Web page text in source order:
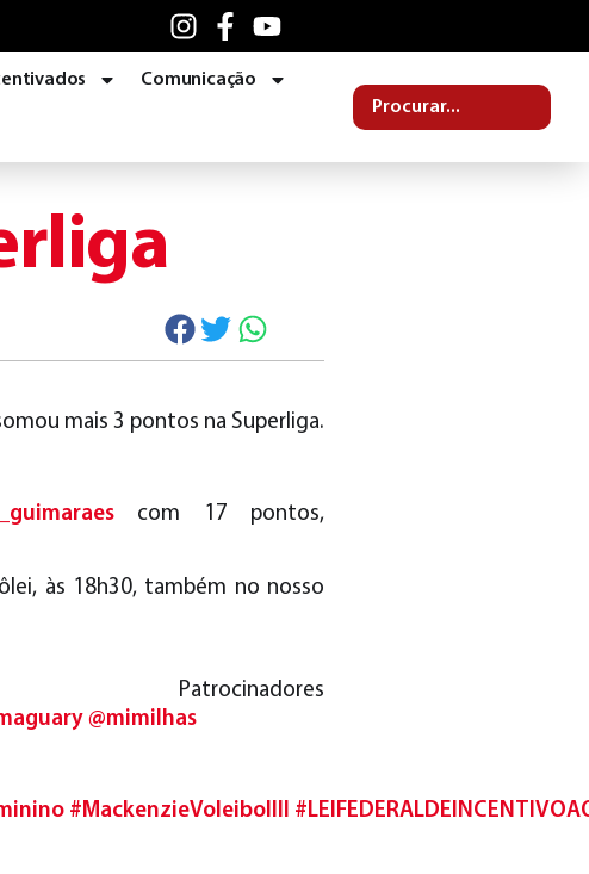
Comunicação
mais 3 pontos na Superliga.
com 17 pontos,
às 18h30, também no nosso
@mimilhas
#MackenzieVoleibolIII